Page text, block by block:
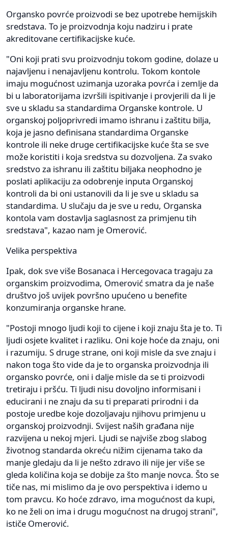
Organsko povrće proizvodi se bez upotrebe hemijskih
sredstava. To je proizvodnja koju nadziru i prate
akreditovane certifikacijske kuće.
"Oni koji prati svu proizvodnju tokom godine, dolaze u
najavljenu i nenajavljenu kontrolu. Tokom kontole
imaju mogućnost uzimanja uzoraka povrća i zemlje da
bi u laboratorijama izvršili ispitivanje i provjerili da li je
sve u skladu sa standardima Organske kontrole. U
organskoj poljoprivredi imamo ishranu i zaštitu bilja,
koja je jasno definisana standardima Organske
kontrole ili neke druge certifikacijske kuće šta se sve
može koristiti i koja sredstva su dozvoljena. Za svako
sredstvo za ishranu ili zaštitu biljaka neophodno je
poslati aplikaciju za odobrenje inputa Organskoj
kontroli da bi oni ustanovili da li je sve u skladu sa
standardima. U slučaju da je sve u redu, Organska
kontola vam dostavlja saglasnost za primjenu tih
sredstava", kazao nam je Omerović.
Velika perspektiva
Ipak, dok sve više Bosanaca i Hercegovaca tragaju za
organskim proizvodima, Omerović smatra da je naše
društvo još uvijek površno upućeno u benefite
konzumiranja organske hrane.
"Postoji mnogo ljudi koji to cijene i koji znaju šta je to. Ti
ljudi osjete kvalitet i razliku. Oni koje hoće da znaju, oni
i razumiju. S druge strane, oni koji misle da sve znaju i
nakon toga što vide da je to organska proizvodnja ili
organsko povrće, oni i dalje misle da se ti proizvodi
tretiraju i pršću. Ti ljudi nisu dovoljno informisani i
educirani i ne znaju da su ti preparati prirodni i da
postoje uredbe koje dozoljavaju njihovu primjenu u
organskoj proizvodnji. Svijest naših građana nije
razvijena u nekoj mjeri. Ljudi se najviše zbog slabog
životnog standarda okreću nižim cijenama tako da
manje gledaju da li je nešto zdravo ili nije jer više se
gleda količina koja se dobije za što manje novca. Što se
tiče nas, mi mislimo da je ovo perspektiva i idemo u
tom pravcu. Ko hoće zdravo, ima mogućnost da kupi,
ko ne želi on ima i drugu mogućnost na drugoj strani",
ističe Omerović.